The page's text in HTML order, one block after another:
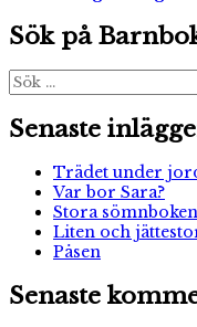
Sök på
Sök
efter:
Senaste
Trädet under
Var bor Sara?
Stora
Liten och
Påsen
Senaste